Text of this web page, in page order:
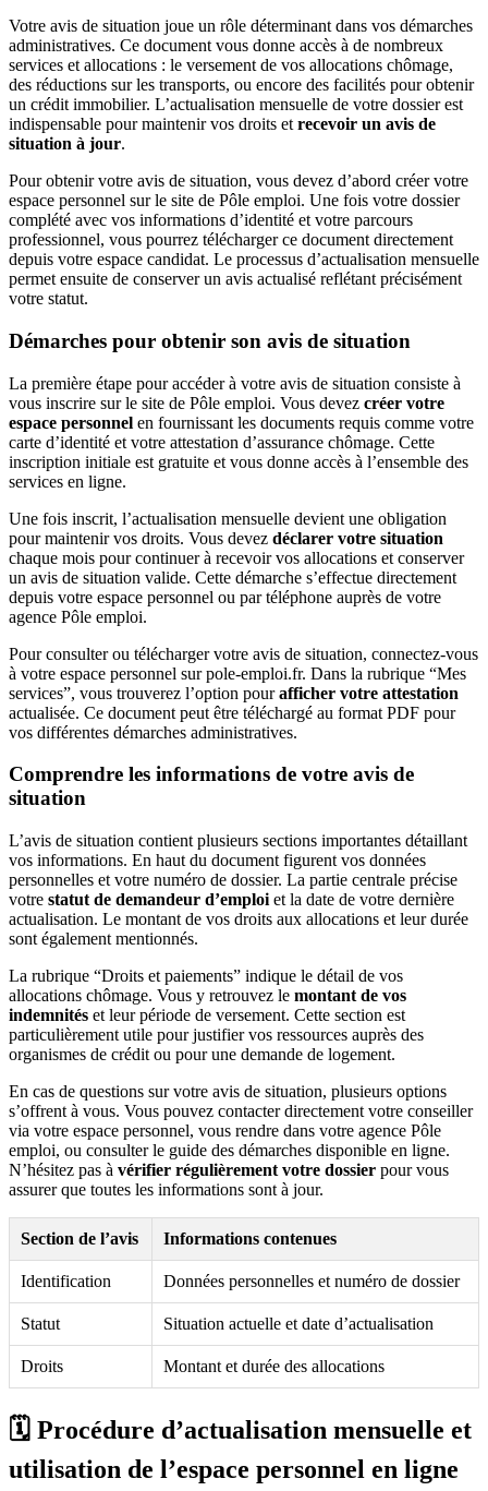
Votre avis de situation joue un rôle déterminant dans vos démarches
administratives. Ce document vous donne accès à de nombreux
services et allocations : le versement de vos allocations chômage,
des réductions sur les transports, ou encore des facilités pour obtenir
un crédit immobilier. L’actualisation mensuelle de votre dossier est
indispensable pour maintenir vos droits et recevoir un avis de
situation à jour.
Pour obtenir votre avis de situation, vous devez d’abord créer votre
espace personnel sur le site de Pôle emploi. Une fois votre dossier
complété avec vos informations d’identité et votre parcours
professionnel, vous pourrez télécharger ce document directement
depuis votre espace candidat. Le processus d’actualisation mensuelle
permet ensuite de conserver un avis actualisé reflétant précisément
votre statut.
Démarches pour obtenir son avis de situation
La première étape pour accéder à votre avis de situation consiste à
vous inscrire sur le site de Pôle emploi. Vous devez créer votre
espace personnel en fournissant les documents requis comme votre
carte d’identité et votre attestation d’assurance chômage. Cette
inscription initiale est gratuite et vous donne accès à l’ensemble des
services en ligne.
Une fois inscrit, l’actualisation mensuelle devient une obligation
pour maintenir vos droits. Vous devez déclarer votre situation
chaque mois pour continuer à recevoir vos allocations et conserver
un avis de situation valide. Cette démarche s’effectue directement
depuis votre espace personnel ou par téléphone auprès de votre
agence Pôle emploi.
Pour consulter ou télécharger votre avis de situation, connectez-vous
à votre espace personnel sur pole-emploi.fr. Dans la rubrique “Mes
services”, vous trouverez l’option pourafficher votre attestation
actualisée. Ce document peut être téléchargé au format PDF pour
vos différentes démarches administratives.
Comprendre les informations de votre avis de
situation
L’avis de situation contient plusieurs sections importantes détaillant
vos informations. En haut du document figurent vos données
personnelles et votre numéro de dossier. La partie centrale précise
votre statut de demandeur d’emploi et la date de votre dernière
actualisation. Le montant de vos droits aux allocations et leur durée
sont également mentionnés.
La rubrique “Droits et paiements” indique le détail de vos
allocations chômage. Vous y retrouvez le montant de vos
indemnités et leur période de versement. Cette section est
particulièrement utile pour justifier vos ressources auprès des
organismes de crédit ou pour une demande de logement.
En cas de questions sur votre avis de situation, plusieurs options
s’offrent à vous. Vous pouvez contacter directement votre conseiller
via votre espace personnel, vous rendre dans votre agence Pôle
emploi, ou consulter le guide des démarches disponible en ligne.
N’hésitez pas à vérifier régulièrement votre dossier pour vous
assurer que toutes les informations sont à jour.
Section de l’avis Informations contenues
Identification Données personnelles et numéro de dossier
Statut Situation actuelle et date d’actualisation
Droits Montant et durée des allocations
🗓️ Procédure d’actualisation mensuelle et
utilisation de l’espace personnel en ligne